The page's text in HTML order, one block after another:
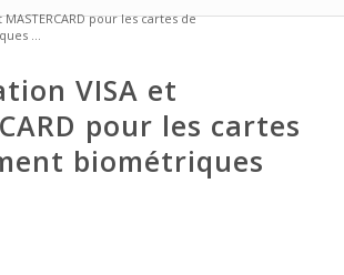
pour les cartes de
...
VISA et
pour les cartes
biométriques